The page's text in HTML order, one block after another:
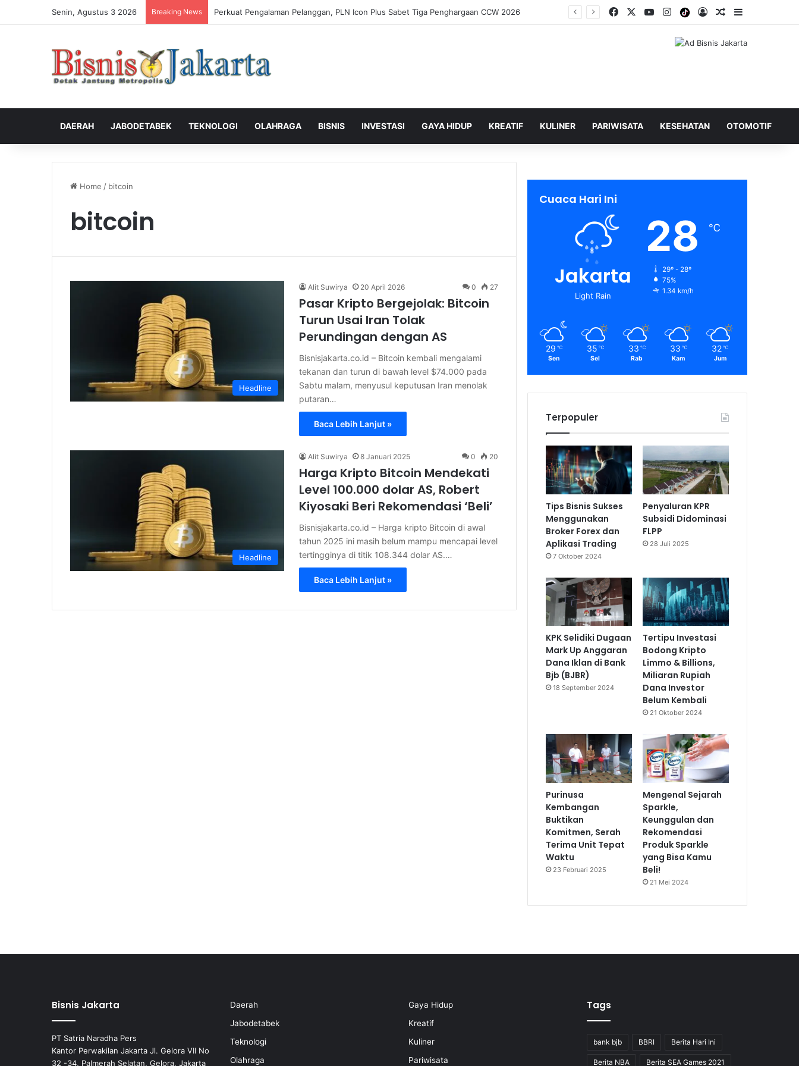
Senin, Agustus 3 2026 Breaking News Perkuat Industri Laundry, Ketum ASLI Siapkan Pelaku Usaha Tembus Standar Dunia Facebook YouTubeInstagramTiktokLog InShuffle Berita
DAERAH JABODETABEK TEKNOLOGI OLAHRAGA BISNIS INVESTASI GAYA HIDUP KREATIF KULINER PARIWISATA KESEHATAN OTOMOTIF
Home / bitcoin
bitcoin
Headline
Alit Suwirya 20 April 2026 0 27
Pasar Kripto Bergejolak: Bitcoin
Turun Usai Iran Tolak
Perundingan dengan AS
Bisnisjakarta.co.id – Bitcoin kembali mengalami
tekanan dan turun di bawah level $74.000 pada
Sabtu malam, menyusul keputusan Iran menolak
putaran…
Baca Lebih Lanjut »
Headline
Alit Suwirya 8 Januari 2025 0 20
Harga Kripto Bitcoin Mendekati
Level 100.000 dolar AS, Robert
Kiyosaki Beri Rekomendasi ‘Beli’
Bisnisjakarta.co.id – Harga kripto Bitcoin di awal
tahun 2025 ini masih belum mampu mencapai level
tertingginya di titik 108.344 dolar AS.…
Baca Lebih Lanjut »
Cuaca Hari Ini
Jakarta
Light Rain
28 ℃
29º - 28º
75%
1.34 km/h
29 ℃
Sen
35 ℃
Sel
33 ℃
Rab
33 ℃
Kam
32 ℃
Jum
Terpopuler
Tips Bisnis Sukses
Menggunakan
Broker Forex dan
Aplikasi Trading
7 Oktober 2024
Penyaluran KPR
Subsidi Didominasi
FLPP
28 Juli 2025
KPK Selidiki Dugaan
Mark Up Anggaran
Dana Iklan di Bank
Bjb (BJBR)
18 September 2024
Tertipu Investasi
Bodong Kripto
Limmo & Billions,
Miliaran Rupiah
Dana Investor
Belum Kembali
21 Oktober 2024
Purinusa
Kembangan
Buktikan
Komitmen, Serah
Terima Unit Tepat
Waktu
23 Februari 2025
Mengenal Sejarah
Sparkle,
Keunggulan dan
Rekomendasi
Produk Sparkle
yang Bisa Kamu
Beli!
21 Mei 2024
Bisnis Jakarta
PT Satria Naradha Pers
Kantor Perwakilan Jakarta Jl. Gelora VII No
32 -34, Palmerah Selatan, Gelora, Jakarta
Daerah
Jabodetabek
Teknologi
Olahraga
Gaya Hidup
Kreatif
Kuliner
Pariwisata
Tags
bank bjb BBRI Berita Hari Ini
Berita NBA Berita SEA Games 2021